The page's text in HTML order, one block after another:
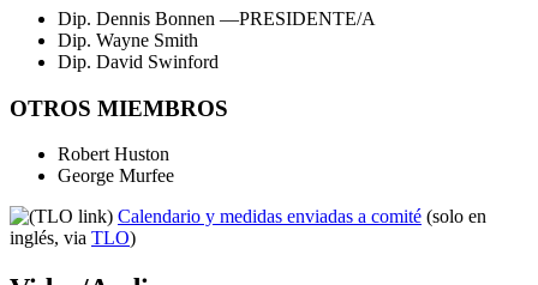
Dip. Dennis Bonnen —PRESIDENTE/A
Dip. Wayne Smith
Dip. David Swinford
OTROS MIEMBROS
Robert Huston
George Murfee
Calendario y medidas enviadas a comité (solo en
inglés, via TLO)